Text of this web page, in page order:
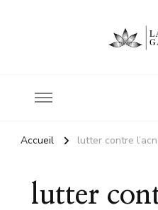
Accueil lutter contre
lutter